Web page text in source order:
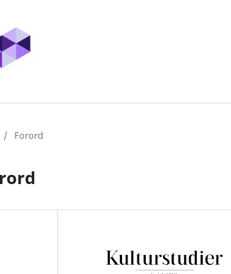
/ Forord